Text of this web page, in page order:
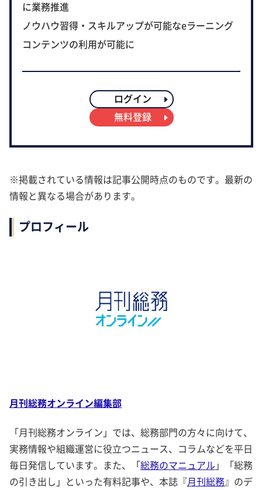
に業務推進
ノウハウ習得・スキルアップが可能なeラーニング
コンテンツの利用が可能に
ログイン
無料登録
※掲載されている情報は記事公開時点のものです。最新の
情報と異なる場合があります。
プロフィール
月刊総務オンライン編集部
「月刊総務オンライン」では、総務部門の方々に向けて、
実務情報や組織運営に役立つニュース、コラムなどを平日
毎日発信しています。また、「総務のマニュアル 」「総務
の引き出し」といった有料記事や、本誌『月刊総務』のデ